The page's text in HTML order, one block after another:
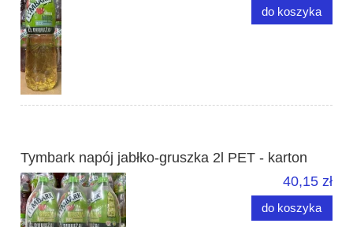
do koszyka
Tymbark napój jabłko-gruszka 2l PET - karton
40,15 zł
do koszyka